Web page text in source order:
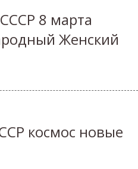
8 марта
Женский
космос новые